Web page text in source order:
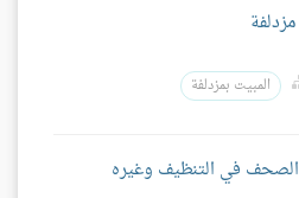
المبيت بمزدلفة
في التنظيف وغيره